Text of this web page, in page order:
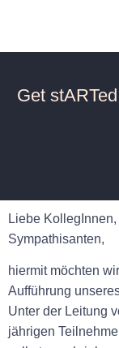
Get
Liebe
Sympathisanten,
hiermit möchten
Aufführung
Unter der Leitung
jährigen